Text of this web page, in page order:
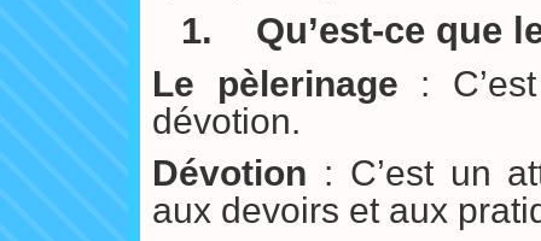
1. Qu’est-ce que
Le pèlerinage :
dévotion.
Dévotion : C’est un
aux devoirs et aux